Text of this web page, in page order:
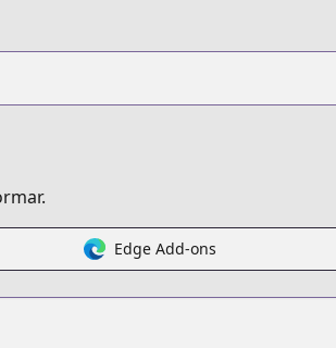
Edge Add-ons